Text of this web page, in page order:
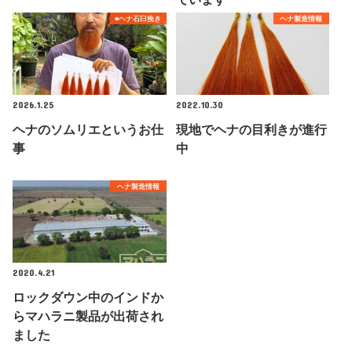
■ヘナ石臼挽き
2026.1.25
ヘナのソムリエというお仕
事
ヘナ製造情報
2022.10.30
現地でヘナの目利きが進行
中
ヘナ製造情報
2020.4.21
ロックダウン中のインドか
らマハラニ製品が出荷され
ました